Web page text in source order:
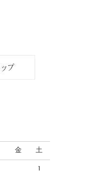
金 土
1